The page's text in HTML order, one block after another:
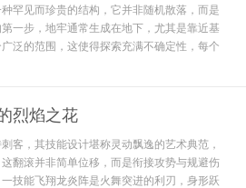
罕见而珍贵的结构，它并非随机散落，而是
一步，地牢通常生成在地下，尤其是靠近基
泛的范围，这使得探索充满不确定性，每个
烈焰之花
客，其技能设计堪称灵动飘逸的艺术典范，
翻滚并非简单位移，而是衔接攻势与规避伤
技能飞翔龙炎阵是火舞突进的利刃，身形跃